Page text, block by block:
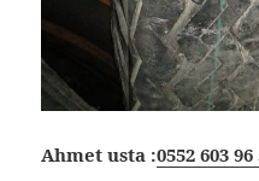
Ahmet usta :0552 603 96